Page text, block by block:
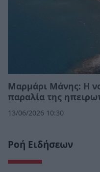
Μαρμάρι Μάνης: Η
παραλία της
13/06/2026 10:30
Ροή Ειδήσεων